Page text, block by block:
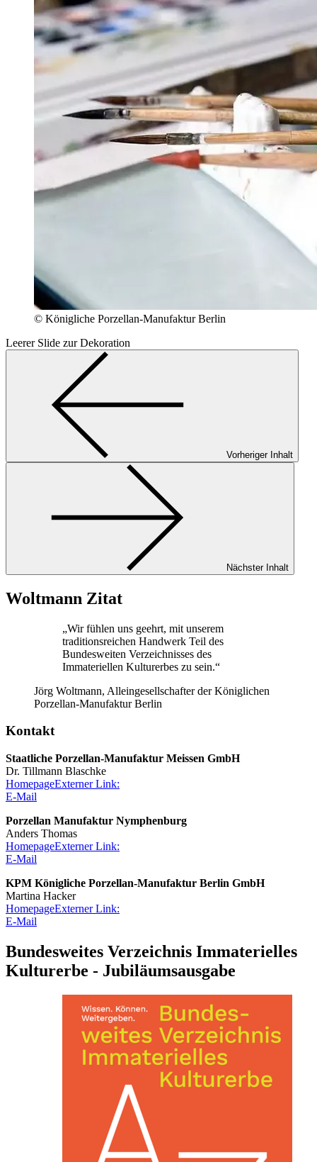
© Königliche Porzellan-Manufaktur Berlin
Leerer Slide zur Dekoration
Vorheriger Inhalt
Nächster Inhalt
Woltmann Zitat
„Wir fühlen uns geehrt, mit unserem
traditionsreichen Handwerk Teil des
Bundesweiten Verzeichnisses des
Immateriellen Kulturerbes zu sein.“
Jörg Woltmann, Alleingesellschafter der Königlichen
Porzellan-Manufaktur Berlin
Kontakt
Staatliche Porzellan-Manufaktur Meissen GmbH
Dr. Tillmann Blaschke
HomepageExterner Link:
E-Mail
Porzellan Manufaktur Nymphenburg
Anders Thomas
HomepageExterner Link:
E-Mail
KPM Königliche Porzellan-Manufaktur Berlin GmbH
Martina Hacker
HomepageExterner Link:
E-Mail
Bundesweites Verzeichnis Immaterielles
Kulturerbe - Jubiläumsausgabe